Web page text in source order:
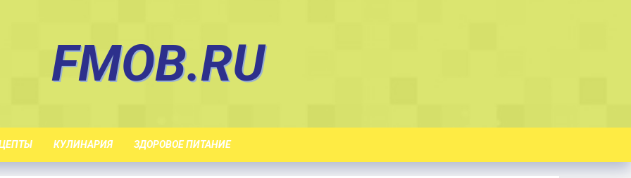
FMOB.RU
КУЛИНАРИЯ ЗДОРОВОЕ ПИТАНИЕ